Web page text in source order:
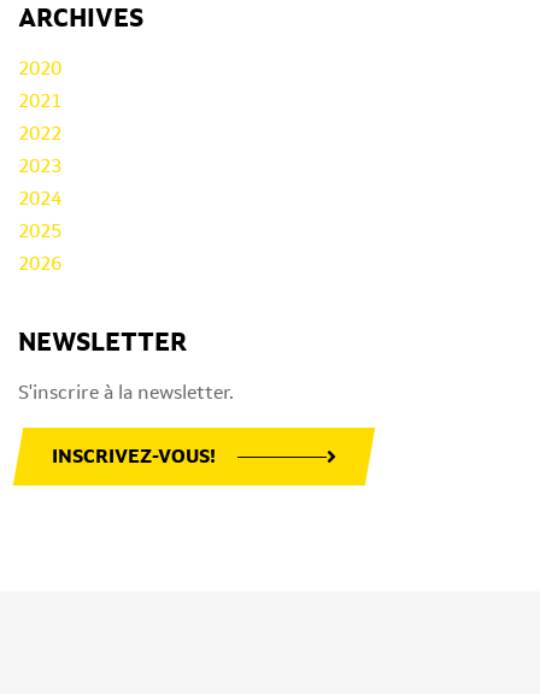
ARCHIVES
2020
2021
2022
2023
2024
2025
2026
NEWSLETTER
S'inscrire à la newsletter.
INSCRIVEZ-VOUS!